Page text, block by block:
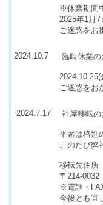
※休業期間
2025年1月7
ご迷惑をお
2024.10.7 臨時休業
2024.10.25(
ご迷惑をお
2024.7.17 社屋移転
平素は格別
このたび弊
移転先住所
〒214-
※電話・
今後とも宜